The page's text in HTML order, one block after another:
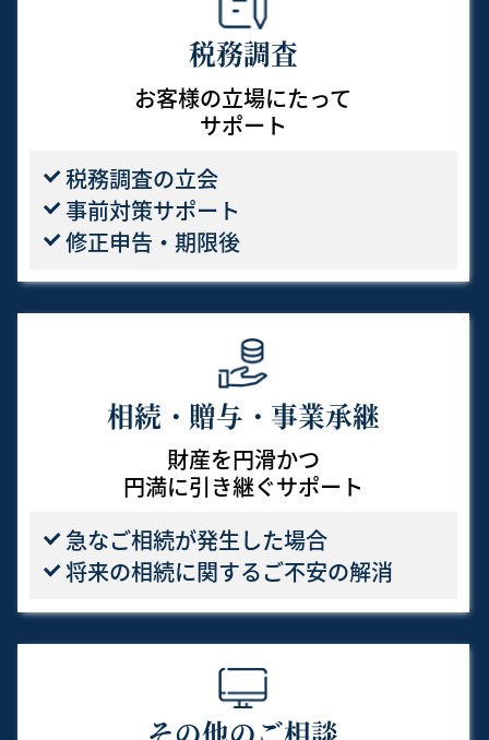
税務調査
お客様の立場にたって
サポート
税務調査の立会
事前対策サポート
修正申告・期限後
相続・贈与・事業承継
財産を円滑かつ
円満に引き継ぐサポート
急なご相続が発生した場合
将来の相続に関するご不安の解消